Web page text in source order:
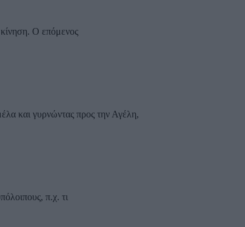
κίνηση. Ο επόμενος
και γυρνώντας προς την Αγέλη,
π.χ. τι